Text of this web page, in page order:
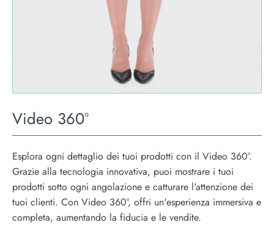
Video 360°
Esplora ogni dettaglio dei tuoi prodotti con il Video 360°.
Grazie alla tecnologia innovativa, puoi mostrare i tuoi
prodotti sotto ogni angolazione e catturare l'attenzione dei
tuoi clienti. Con Video 360°, offri un'esperienza immersiva e
completa, aumentando la fiducia e le vendite.